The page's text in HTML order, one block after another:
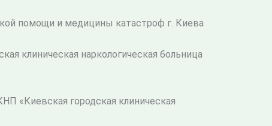
помощи и медицины катастроф г. Киева
клиническая наркологическая больница
«Киевская городская клиническая